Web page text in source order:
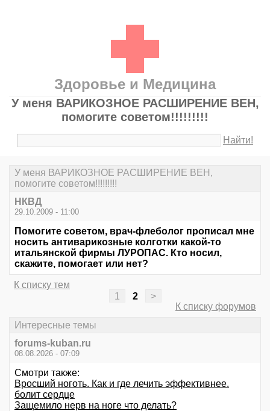
Здоровье и Медицина
У меня ВАРИКОЗНОЕ РАСШИРЕНИЕ ВЕН,
помогите советом!!!!!!!!!
Найти!
У меня ВАРИКОЗНОЕ РАСШИРЕНИЕ ВЕН,
помогите советом!!!!!!!!!
НКВД
29.10.2009 - 11:00
Помогите советом, врач-флеболог прописал мне
носить антиварикозные колготки какой-то
итальянской фирмы ЛУРОПАС. Кто носил,
скажите, помогает или нет?
К списку тем
1
2
>
К списку форумов
Интересные темы
forums-kuban.ru
08.08.2026 - 07:09
Смотри также:
Вросший ноготь. Как и где лечить эффективнее.
болит сердце
Защемило нерв на ноге что делать?